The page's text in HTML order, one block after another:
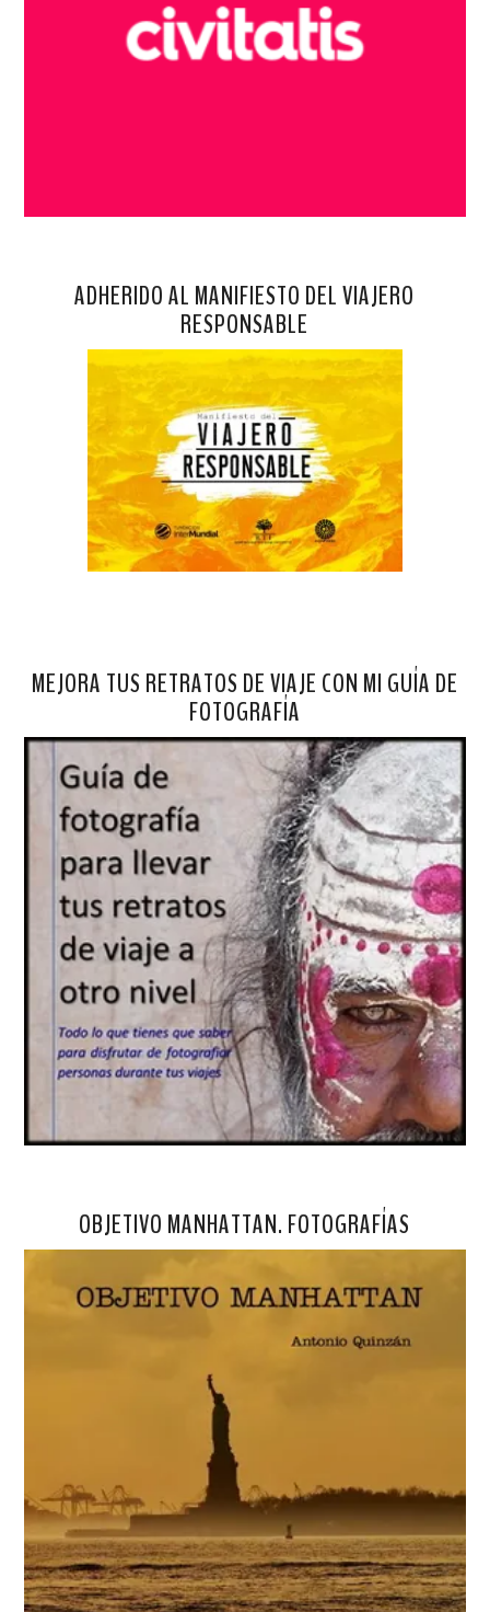
ADHERIDO AL MANIFIESTO DEL VIAJERO
RESPONSABLE
MEJORA TUS RETRATOS DE VIAJE CON MI GUÍA DE
FOTOGRAFÍA
OBJETIVO MANHATTAN. FOTOGRAFÍAS